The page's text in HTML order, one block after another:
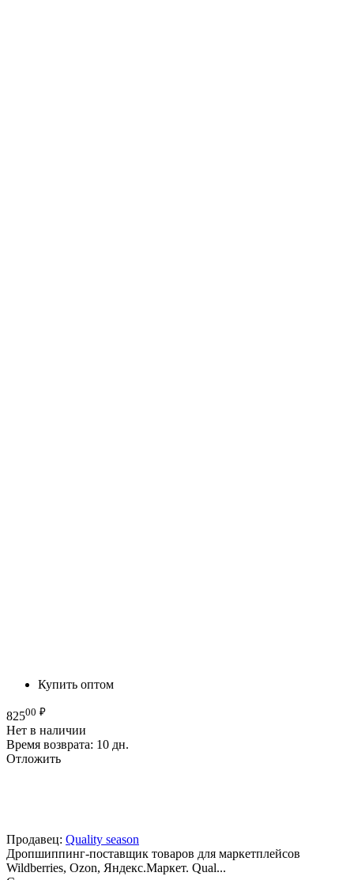
Купить оптом
82500 ₽
Нет в наличии
Время возврата: 10 дн.
Отложить
Продавец: Quality season
Дропшиппинг-поставщик товаров для маркетплейсов
Wildberries, Ozon, Яндекс.Маркет. Qual...